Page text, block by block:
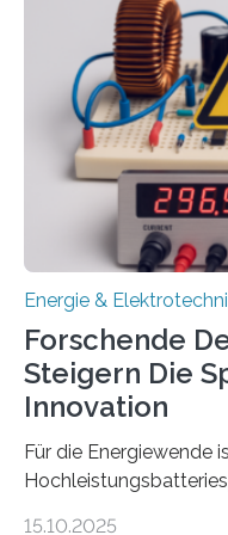
Sozialfonds Plus
Gesamtsumme von
Damit zählt die
Gewinnerinnen der
Bayerischen
Mittelpunkt steht der
wissenschaftliche
Energie &
Forschende
Steigern Die
Innovation
Für die Energiewende
15.10.2025